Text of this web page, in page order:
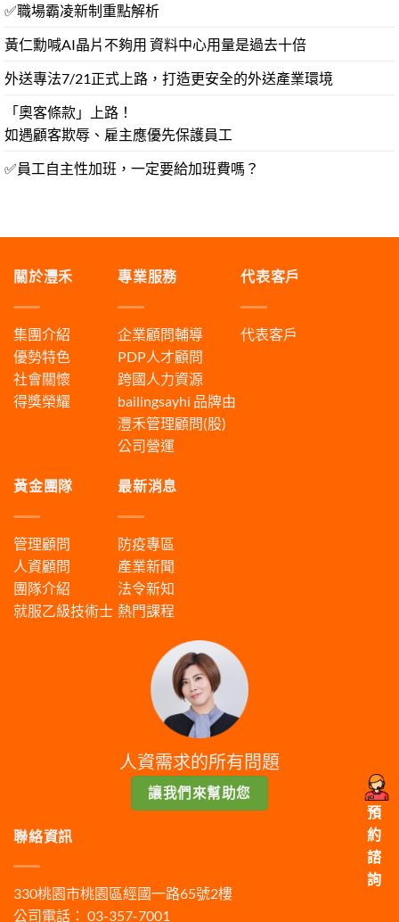
✅職場霸凌新制重點解析
黃仁勳喊AI晶片不夠用 資料中心用量是過去十倍
外送專法7/21正式上路，打造更安全的外送產業環境
「奧客條款」上路！
如遇顧客欺辱、雇主應優先保護員工
✅員工自主性加班，一定要給加班費嗎？
關於灃禾
集團介紹
優勢特色
社會關懷
得獎榮耀
專業服務
企業顧問輔導
PDP人才顧問
跨國人力資源
bailingsayhi 品牌由
灃禾管理顧問(股)
公司營運
代表客戶
代表客戶
黃金團隊
管理顧問
人資顧問
團隊介紹
就服乙級技術士
最新消息
防疫專區
產業新聞
法令新知
熱門課程
人資需求的所有問題
讓我們來幫助您
聯絡資訊
330桃園市桃園區經國一路65號2樓
公司電話： 03-357-7001
預
約
諮
詢